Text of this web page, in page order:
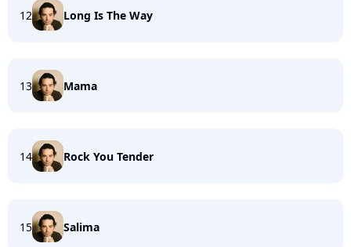
12 Long Is The Way
13 Mama
14 Rock You Tender
15 Salima